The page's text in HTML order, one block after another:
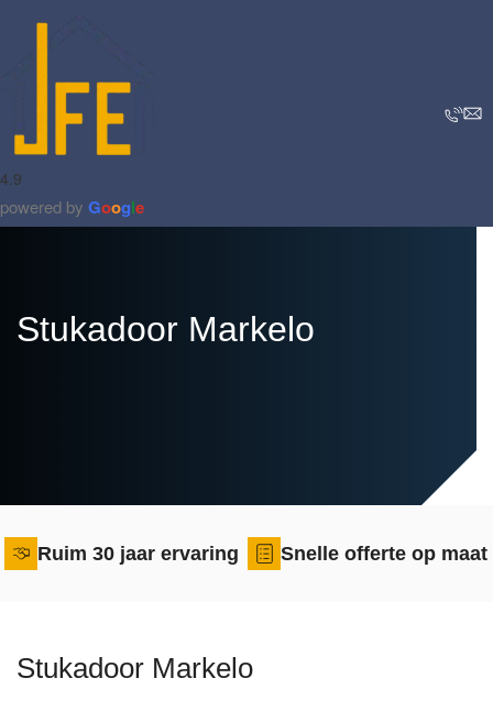
4.9
powered by Google
Stukadoor Markelo
Ruim 30 jaar ervaring Snelle offerte op maat
Stukadoor Markelo